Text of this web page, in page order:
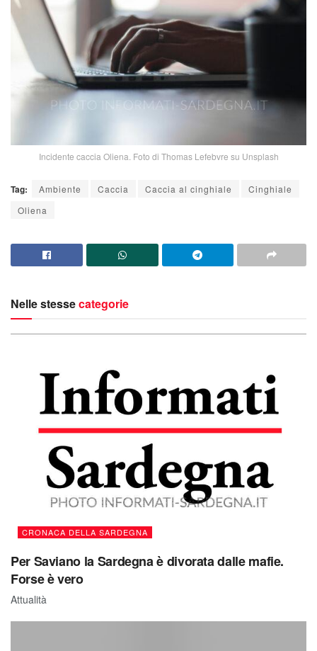
Incidente caccia Oliena. Foto di Thomas Lefebvre su Unsplash
Tag: Ambiente Caccia Caccia al cinghiale
Cinghiale
Oliena
Nelle stessecategorie
CRONACA DELLA SARDEGNA
Per Saviano la Sardegna è divorata dalle mafie.
Forse è vero
Attualità